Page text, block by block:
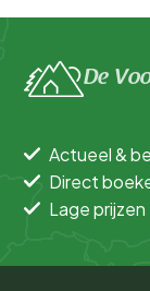
De
Actueel &
Direct
Lage prijzen